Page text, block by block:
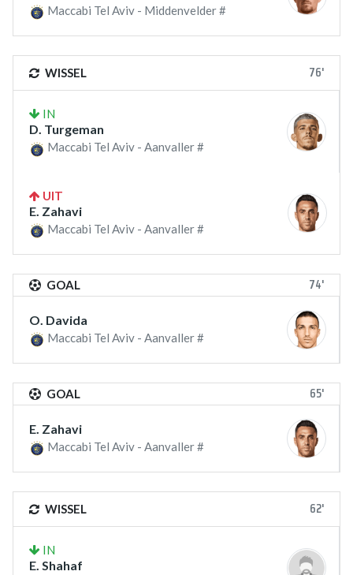
Maccabi Tel Aviv - Middenvelder #
WISSEL 76'
IN
D. Turgeman
Maccabi Tel Aviv - Aanvaller #
UIT
E. Zahavi
Maccabi Tel Aviv - Aanvaller #
GOAL 74'
O. Davida
Maccabi Tel Aviv - Aanvaller #
GOAL 65'
E. Zahavi
Maccabi Tel Aviv - Aanvaller #
WISSEL 62'
IN
E. Shahaf